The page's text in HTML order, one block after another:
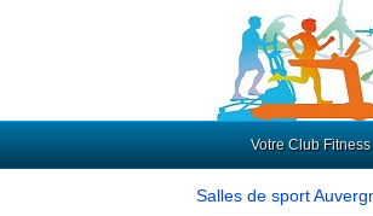
Votre Club Fitness
Salles de sport